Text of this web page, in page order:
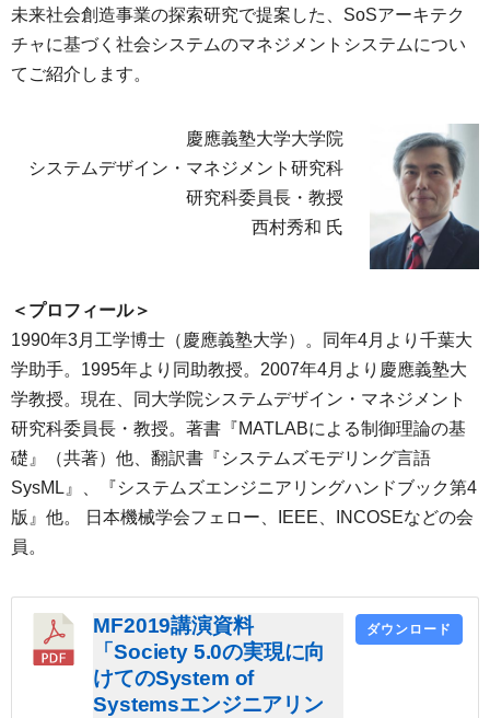
未来社会創造事業の探索研究で提案した、SoSアーキテク
チャに基づく社会システムのマネジメントシステムについ
てご紹介します。
慶應義塾大学大学院
システムデザイン・マネジメント研究科
研究科委員長・教授
西村秀和 氏
＜プロフィール＞
1990年3月工学博士（慶應義塾大学）。同年4月より千葉大
学助手。1995年より同助教授。2007年4月より慶應義塾大
学教授。現在、同大学院システムデザイン・マネジメント
研究科委員長・教授。著書『MATLABによる制御理論の基
礎』（共著）他、翻訳書『システムズモデリング言語
SysML』、『システムズエンジニアリングハンドブック第4
版』他。 日本機械学会フェロー、IEEE、INCOSEなどの会
員。
MF2019講演資料
「Society 5.0の実現に向
けてのSystem of
Systemsエンジニアリン
ダウンロード